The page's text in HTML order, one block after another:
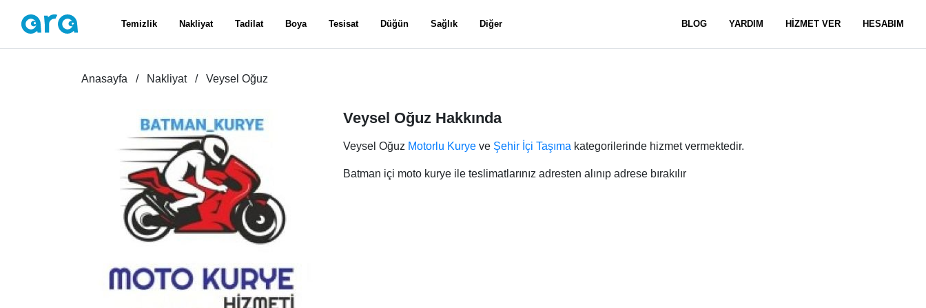
Temizlik Nakliyat Tadilat Boya Tesisat Düğün Sağlık Diğer BLOG YARDIM HİZMET VER HESABIM
Anasayfa Nakliyat Veysel Oğuz
Veysel Oğuz Hakkında
Veysel Oğuz Motorlu Kurye ve Şehir İçi Taşıma kategorilerinde hizmet vermektedir.
Batman içi moto kurye ile teslimatlarınız adresten alınıp adrese bırakılır